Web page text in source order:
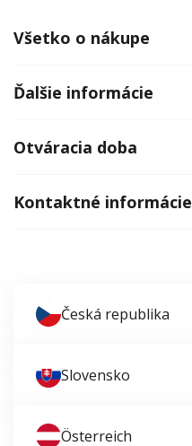
Všetko o nákupe
Ďalšie informácie
Otváracia doba
Kontaktné informácie
Česká republika
Slovensko
Österreich